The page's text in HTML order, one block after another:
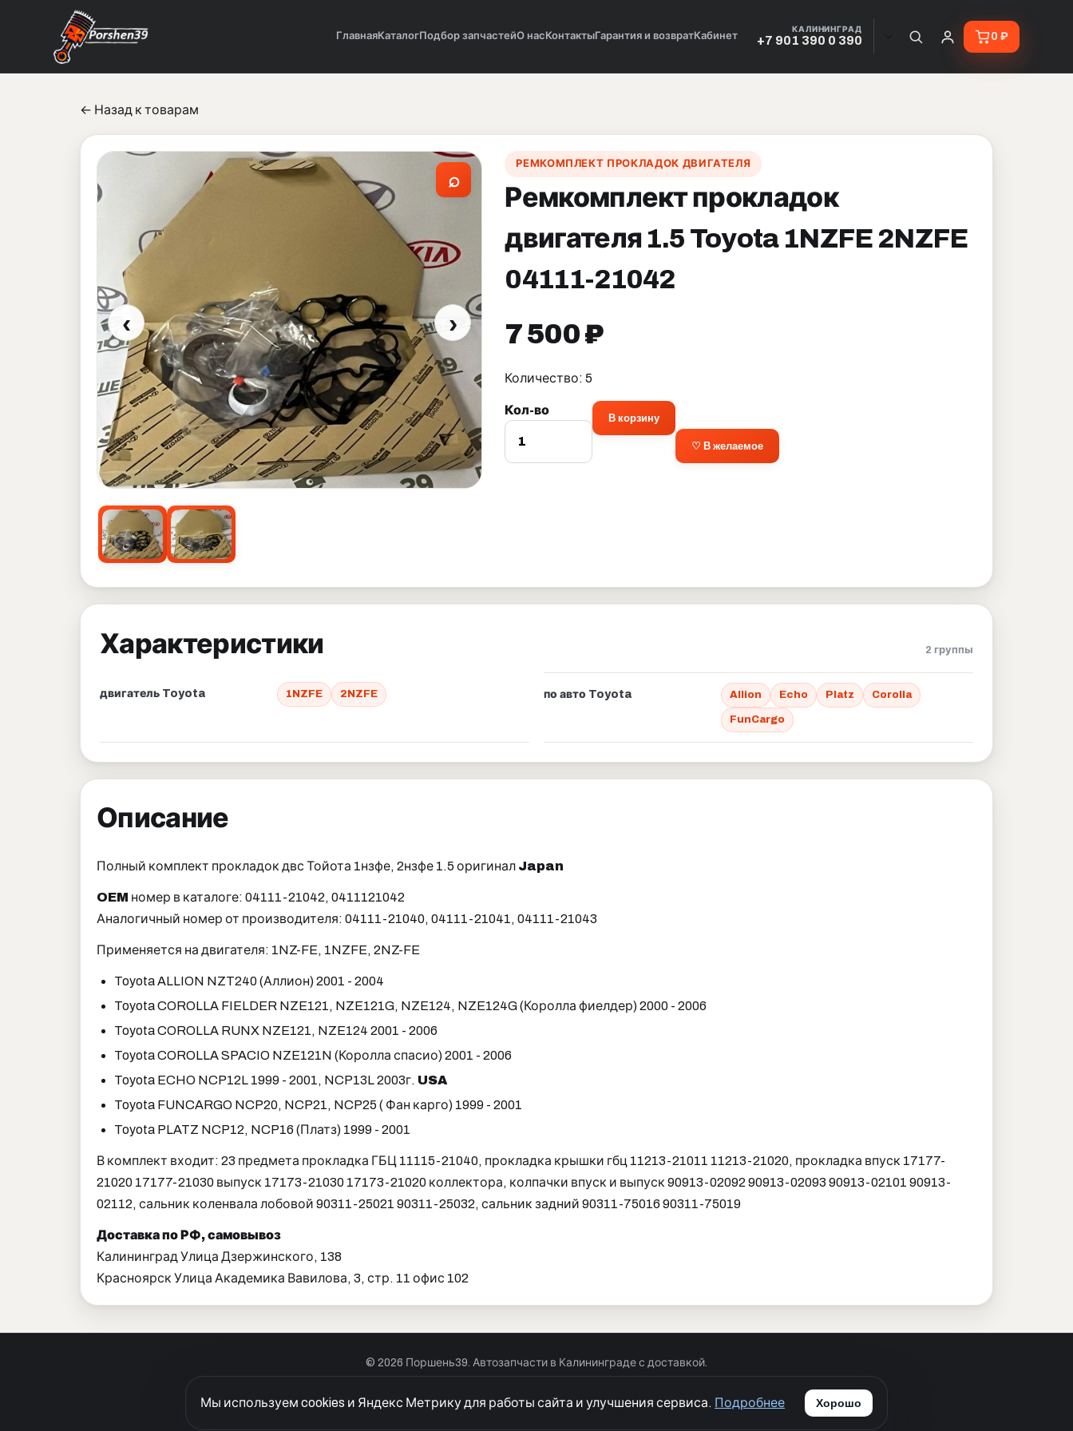
ГлавнаяКаталогПодбор запчастейО нас КонтактыГарантия и возвратКабинет
КАЛИНИНГРАД
+7 901 390 0 390 0 ₽
← Назад к товарам
‹
⌕
›
РЕМКОМПЛЕКТ ПРОКЛАДОК ДВИГАТЕЛЯ
Ремкомплект прокладок
двигателя 1.5 Toyota 1NZFE 2NZFE
04111-21042
7 500 ₽
Количество: 5
Кол-во
В корзину
♡ В желаемое
Характеристики 2 группы
двигатель Toyota 1NZFE 2NZFE по авто Toyota Allion Echo Platz Corolla
FunCargo
Описание
Полный комплект прокладок двс Тойота 1нзфе, 2нзфе 1.5 оригинал Japan
OEM номер в каталоге: 04111-21042, 0411121042
Аналогичный номер от производителя: 04111-21040, 04111-21041, 04111-21043
Применяется на двигателя: 1NZ-FE, 1NZFE, 2NZ-FE
Toyota ALLION NZT240 (Аллион) 2001 - 2004
Toyota COROLLA FIELDER NZE121, NZE121G, NZE124, NZE124G (Королла фиелдер) 2000 - 2006
Toyota COROLLA RUNX NZE121, NZE124 2001 - 2006
Toyota COROLLA SPACIO NZE121N (Королла спасио) 2001 - 2006
Toyota ECHO NCP12L 1999 - 2001, NCP13L 2003г. USA
Toyota FUNCARGO NCP20, NCP21, NCP25 ( Фан карго) 1999 - 2001
Toyota PLATZ NCP12, NCP16 (Платз) 1999 - 2001
В комплект входит: 23 предмета прокладка ГБЦ 11115-21040, прокладка крышки гбц 11213-21011 11213-21020, прокладка впуск 17177-
21020 17177-21030 выпуск 17173-21030 17173-21020 коллектора, колпачки впуск и выпуск 90913-02092 90913-02093 90913-02101 90913-
02112, сальник коленвала лобовой 90311-25021 90311-25032, сальник задний 90311-75016 90311-75019
Доставка по РФ, самовывоз
Калининград Улица Дзержинского, 138
Красноярск Улица Академика Вавилова, 3, стр. 11 офис 102
© 2026 Поршень39. Автозапчасти в Калининграде с доставкой.
Согласие на обработку персональных данных
Мы используем cookies и Яндекс Метрику для работы сайта и улучшения сервиса. Подробнее Хорошо